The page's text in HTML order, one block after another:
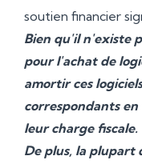
soutien financier
Bien qu'il n'existe
pour l'achat de
amortir ces
correspondants
leur charge fiscale.
De plus, la plupart